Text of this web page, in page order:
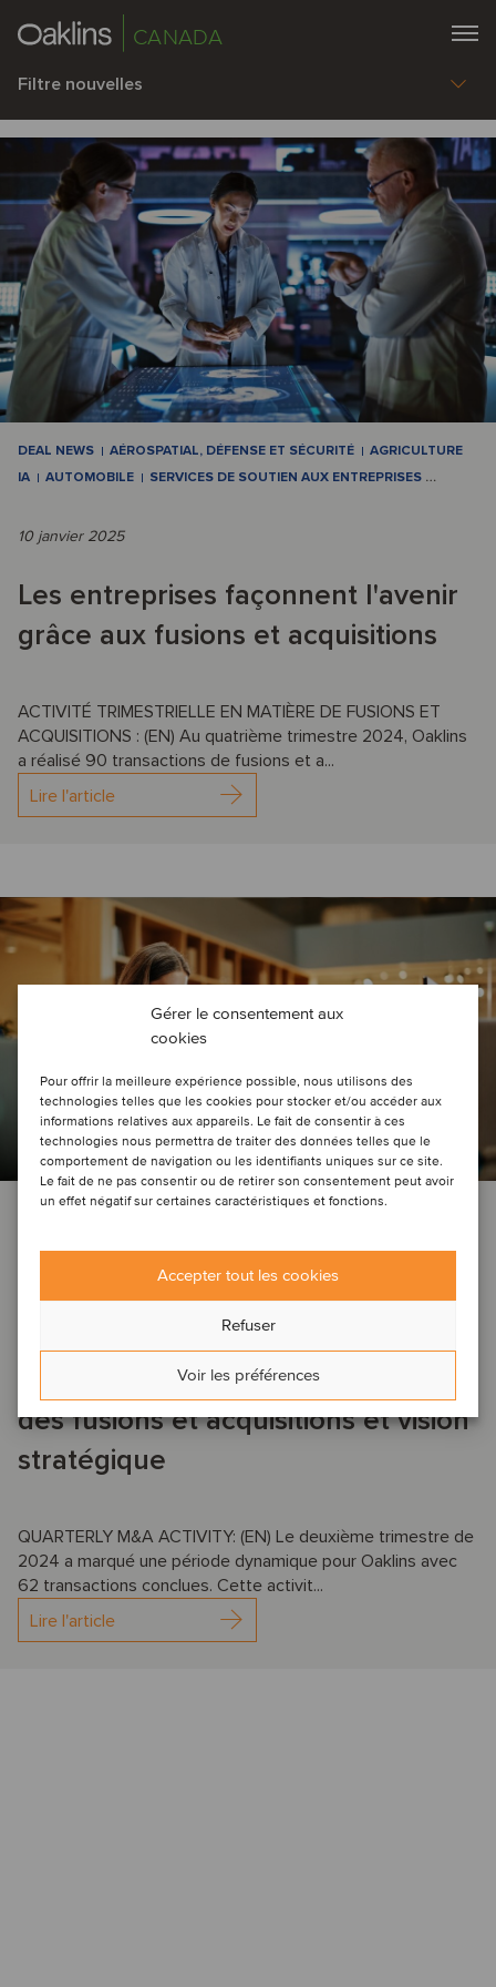
Gérer le consentement aux
cookies
Pour offrir la meilleure expérience possible, nous utilisons des
technologies telles que les cookies pour stocker et/ou accéder aux
informations relatives aux appareils. Le fait de consentir à ces
technologies nous permettra de traiter des données telles que le
comportement de navigation ou les identifiants uniques sur ce site.
Le fait de ne pas consentir ou de retirer son consentement peut avoir
un effet négatif sur certaines caractéristiques et fonctions.
Accepter tout les cookies
Refuser
Voir les préférences
CANADA
Filtre nouvelles
DEAL NEWS AÉROSPATIAL, DÉFENSE ET SÉCURITÉ
AGRICULTURE
IA
AUTOMOBILE SERVICES DE SOUTIEN AUX ENTREPRISES …
10 janvier 2025
Les entreprises façonnent l'avenir
grâce aux fusions et acquisitions
ACTIVITÉ TRIMESTRIELLE EN MATIÈRE DE FUSIONS ET
ACQUISITIONS : (EN) Au quatrième trimestre 2024, Oaklins
a réalisé 90 transactions de fusions et a...
Lire l'article
DEAL NEWS AÉROSPATIAL, DÉFENSE ET SÉCURITÉ
AGRICULTURE
Refonte des industries : Points forts
des fusions et acquisitions et vision
stratégique
QUARTERLY M&A ACTIVITY: (EN) Le deuxième trimestre de
2024 a marqué une période dynamique pour Oaklins avec
62 transactions conclues. Cette activit...
Lire l'article